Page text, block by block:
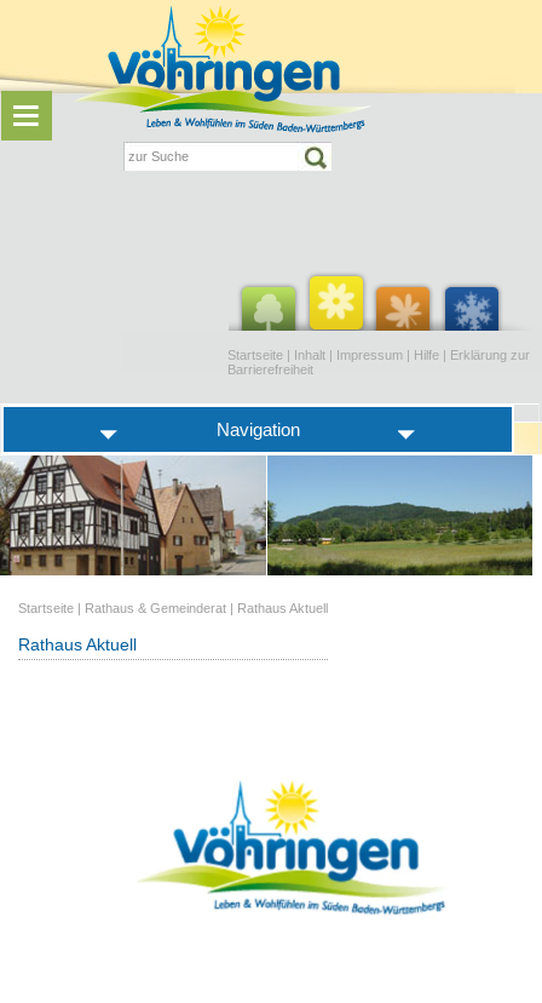
Startseite | Inhalt | Impressum | Hilfe | Erklärung zur
Barrierefreiheit
Navigation
Startseite | Rathaus & Gemeinderat | Rathaus Aktuell
Rathaus Aktuell